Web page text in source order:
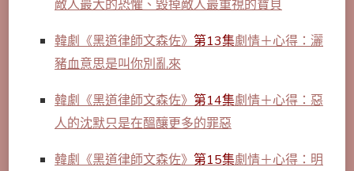
敵人最大的恐懼、毀掉敵人最重視的寶貝
韓劇《黑道律師文森佐》 第13集劇情＋心得：灑
豬血意思是叫你別亂來
韓劇《黑道律師文森佐》 第14集劇情＋心得：惡
人的沈默只是在醞釀更多的罪惡
韓劇《黑道律師文森佐》 第15集劇情＋心得：明